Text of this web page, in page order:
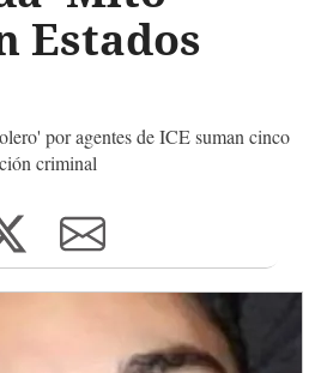
Estados
por agentes de ICE suman cinco
criminal